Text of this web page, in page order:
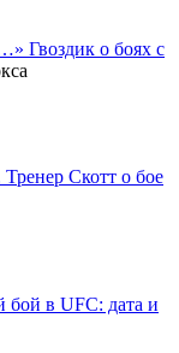
Гвоздик о боях с
Скотт о бое
бой в UFC: дата и